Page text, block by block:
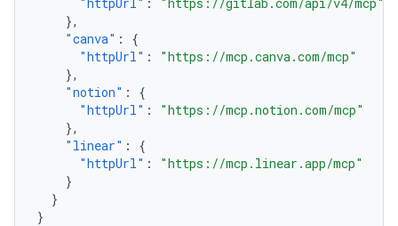
},
"canva" :
{
"httpUrl" :
"https://mcp.canva.com/mcp"
},
"notion" :
{
"httpUrl" :
"https://mcp.notion.com/mcp"
},
"linear" :
{
"httpUrl" :
"https://mcp.linear.app/mcp"
}
}
}